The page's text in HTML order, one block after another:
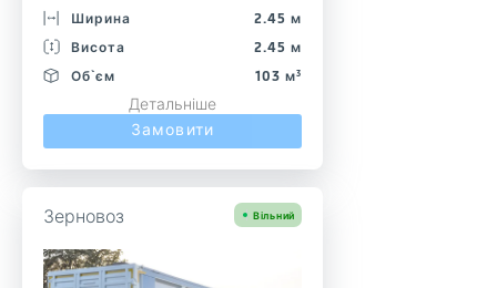
Ширина
2.45 м
Висота
2.45 м
Об`єм
103 м³
Детальніше
Замовити
Зерновоз Вільний